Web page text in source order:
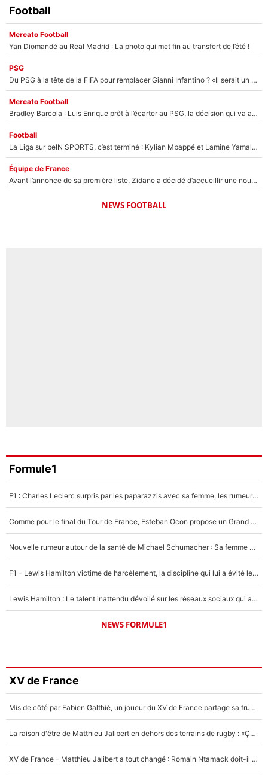
Football
Mercato Football
Yan Diomandé au Real Madrid : La photo qui met fin au transfert de l’été !
PSG
Du PSG à la tête de la FIFA pour remplacer Gianni Infantino ? «Il serait un mauvais président», le patron de la Liga s'attaque à Nasser Al-Khelaïfi !
Mercato Football
Bradley Barcola : Luis Enrique prêt à l’écarter au PSG, la décision qui va accélérer son transfert à Liverpool ?
Football
La Liga sur beIN SPORTS, c’est terminé : Kylian Mbappé et Lamine Yamal changent de chaîne, «le moment était venu d'ouvrir un nouveau chapitre»
Équipe de France
Avant l’annonce de sa première liste, Zidane a décidé d’accueillir une nouvelle tête en équipe de France
NEWS FOOTBALL
Formule1
F1 : Charles Leclerc surpris par les paparazzis avec sa femme, les rumeurs étaient vraies !
Comme pour le final du Tour de France, Esteban Ocon propose un Grand Prix de Formule 1 à Paris : «Autour de l’Arc de Triomphe, ce serait génial» !
Nouvelle rumeur autour de la santé de Michael Schumacher : Sa femme Corinna sort du silence
F1 - Lewis Hamilton victime de harcèlement, la discipline qui lui a évité le pire : «J'aurais probablement mal tourné»
Lewis Hamilton : Le talent inattendu dévoilé sur les réseaux sociaux qui a impressionné Kim Kardashian pendant leurs vacances en amoureux !
NEWS FORMULE1
XV de France
Mis de côté par Fabien Galthié, un joueur du XV de France partage sa frustration : «ils ne me l’ont pas dit tout de suite»
La raison d'être de Matthieu Jalibert en dehors des terrains de rugby : «Ça m'atteint autant que si tu touches à un membre de ma famille»
XV de France - Matthieu Jalibert a tout changé : Romain Ntamack doit-il s’inquiéter pour sa place à un an de la Coupe du monde ?